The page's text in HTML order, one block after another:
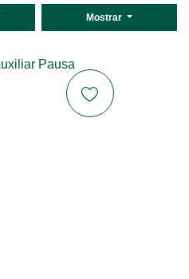
Mostrar